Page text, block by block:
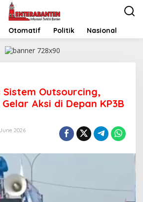
Otomatif Politik Nasional
Sistem Outsourcing,
Aksi di Depan KP3B
2026